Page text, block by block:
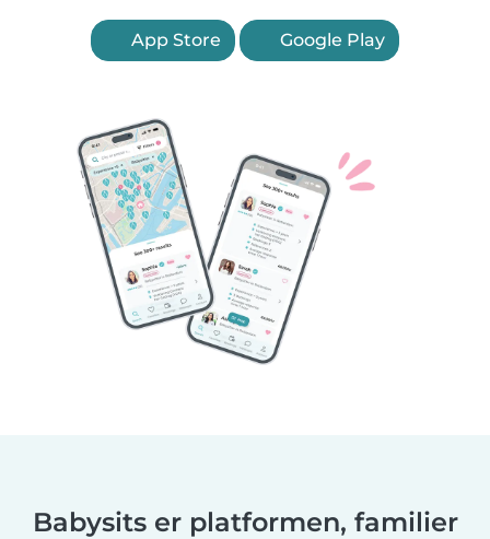
App Store Google Play
Babysits er platformen, familier